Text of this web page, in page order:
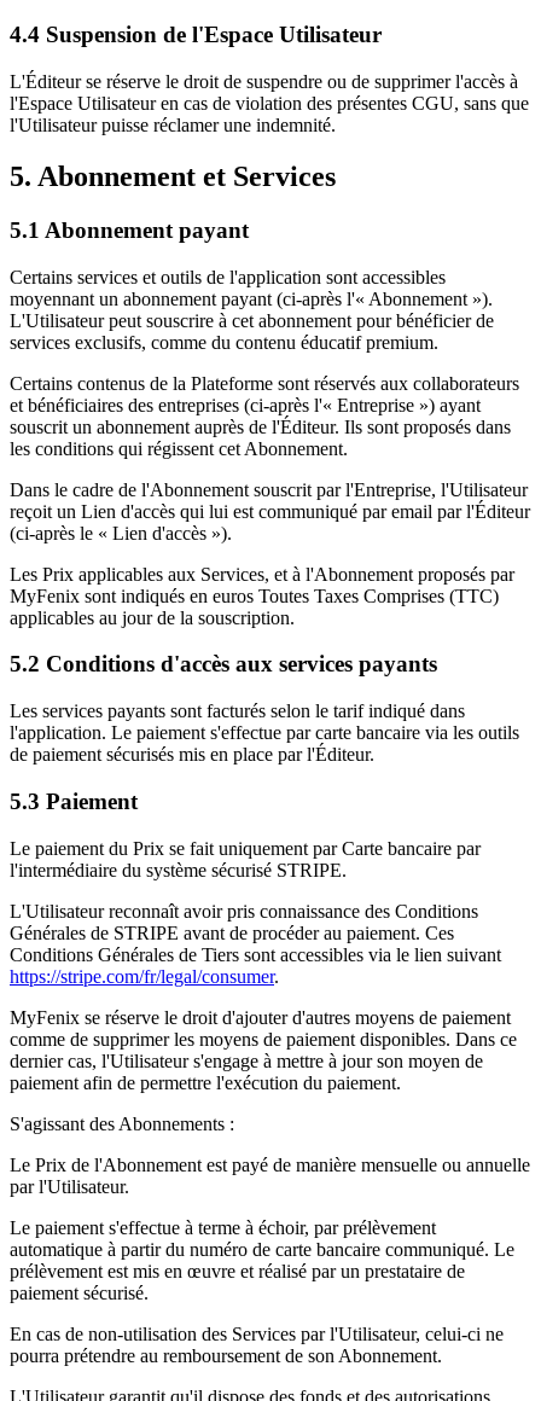
4.4 Suspension de l'Espace Utilisateur
L'Éditeur se réserve le droit de suspendre ou de supprimer l'accès à
l'Espace Utilisateur en cas de violation des présentes CGU, sans que
l'Utilisateur puisse réclamer une indemnité.
5. Abonnement et Services
5.1 Abonnement payant
Certains services et outils de l'application sont accessibles
moyennant un abonnement payant (ci-après l'« Abonnement »).
L'Utilisateur peut souscrire à cet abonnement pour bénéficier de
services exclusifs, comme du contenu éducatif premium.
Certains contenus de la Plateforme sont réservés aux collaborateurs
et bénéficiaires des entreprises (ci-après l'« Entreprise ») ayant
souscrit un abonnement auprès de l'Éditeur. Ils sont proposés dans
les conditions qui régissent cet Abonnement.
Dans le cadre de l'Abonnement souscrit par l'Entreprise, l'Utilisateur
reçoit un Lien d'accès qui lui est communiqué par email par l'Éditeur
(ci-après le « Lien d'accès »).
Les Prix applicables aux Services, et à l'Abonnement proposés par
MyFenix sont indiqués en euros Toutes Taxes Comprises (TTC)
applicables au jour de la souscription.
5.2 Conditions d'accès aux services payants
Les services payants sont facturés selon le tarif indiqué dans
l'application. Le paiement s'effectue par carte bancaire via les outils
de paiement sécurisés mis en place par l'Éditeur.
5.3 Paiement
Le paiement du Prix se fait uniquement par Carte bancaire par
l'intermédiaire du système sécurisé STRIPE.
L'Utilisateur reconnaît avoir pris connaissance des Conditions
Générales de STRIPE avant de procéder au paiement. Ces
Conditions Générales de Tiers sont accessibles via le lien suivant
https://stripe.com/fr/legal/consumer.
MyFenix se réserve le droit d'ajouter d'autres moyens de paiement
comme de supprimer les moyens de paiement disponibles. Dans ce
dernier cas, l'Utilisateur s'engage à mettre à jour son moyen de
paiement afin de permettre l'exécution du paiement.
S'agissant des Abonnements :
Le Prix de l'Abonnement est payé de manière mensuelle ou annuelle
par l'Utilisateur.
Le paiement s'effectue à terme à échoir, par prélèvement
automatique à partir du numéro de carte bancaire communiqué. Le
prélèvement est mis en œuvre et réalisé par un prestataire de
paiement sécurisé.
En cas de non-utilisation des Services par l'Utilisateur, celui-ci ne
pourra prétendre au remboursement de son Abonnement.
L'Utilisateur garantit qu'il dispose des fonds et des autorisations